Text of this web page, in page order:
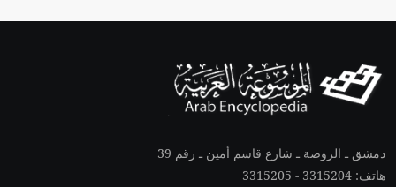
دمشق ـ الروضة ـ شارع قاسم أمين ـ رقم 39
هاتف: 3315204 - 3315205